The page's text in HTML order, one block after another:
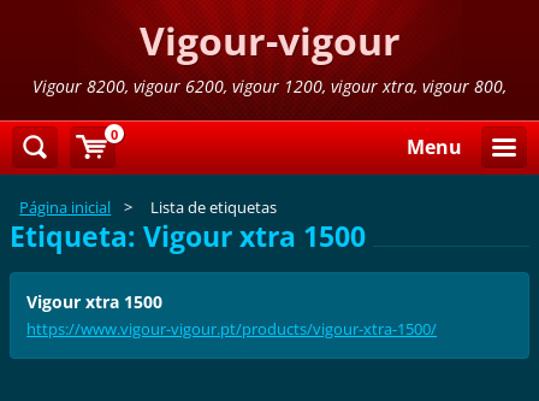
Vigour-vigour
Vigour 8200, vigour 6200, vigour 1200, vigour xtra, vigour 800,
Menu
Página inicial > Lista de etiquetas
Etiqueta: Vigour xtra 1500
Vigour xtra 1500
https://www.vigour-vigour.pt/products/vigour-xtra-1500/
0